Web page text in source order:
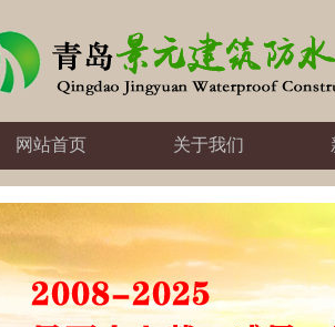
网站首页 关于我们